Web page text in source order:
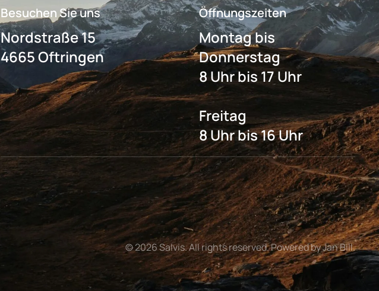
Besuchen Sie uns
Nordstraße 15
4665 Oftringen
Öffnungszeiten
Montag bis
Donnerstag
8 Uhr bis 17 Uhr
Freitag
8 Uhr bis 16 Uhr
©2026Salvis. All rights reserved. Powered by Jan Bill.